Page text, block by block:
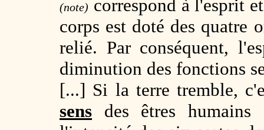
(note) correspond à l'esprit
corps est doté des quatre
relié. Par conséquent,
diminution des fonctions
[...] Si la terre tremble,
sens des êtres humains